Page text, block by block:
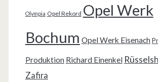
Olympia Opel Rekord Opel Werk
Bochum Opel Werk Eisenach
Produktion Richard Einenkel
Zafira